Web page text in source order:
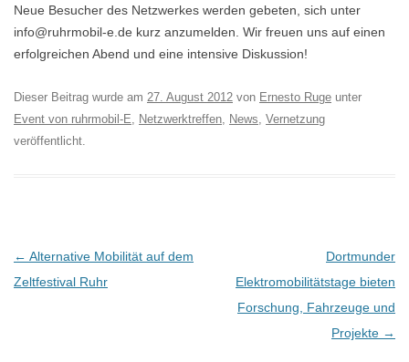
Neue Besucher des Netzwerkes werden gebeten, sich unter
info@ruhrmobil-e.de kurz anzumelden. Wir freuen uns auf einen
erfolgreichen Abend und eine intensive Diskussion!
Dieser Beitrag wurde am 27. August 2012 von Ernesto Ruge unter
Event von ruhrmobil-E, Netzwerktreffen, News, Vernetzung
veröffentlicht.
B
e
← Alternative Mobilität auf dem
Zeltfestival Ruhr
Dortmunder
Elektromobilitätstage bieten
Forschung, Fahrzeuge und
Projekte →